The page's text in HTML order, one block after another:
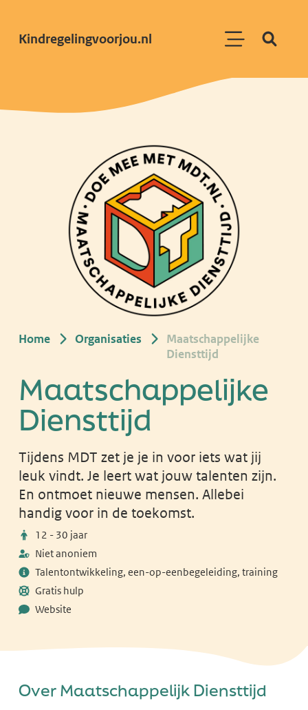
Kindregelingvoorjou.nl
Home Organisaties
Maatschappelijke
Diensttijd
Maatschappelijke
Diensttijd
Tijdens MDT zet je je in voor iets wat jij
leuk vindt. Je leert wat jouw talenten zijn.
En ontmoet nieuwe mensen. Allebei
handig voor in de toekomst.
12 - 30 jaar
Niet anoniem
Talentontwikkeling, een-op-eenbegeleiding, training
Gratis hulp
Website
Over Maatschappelijk Diensttijd